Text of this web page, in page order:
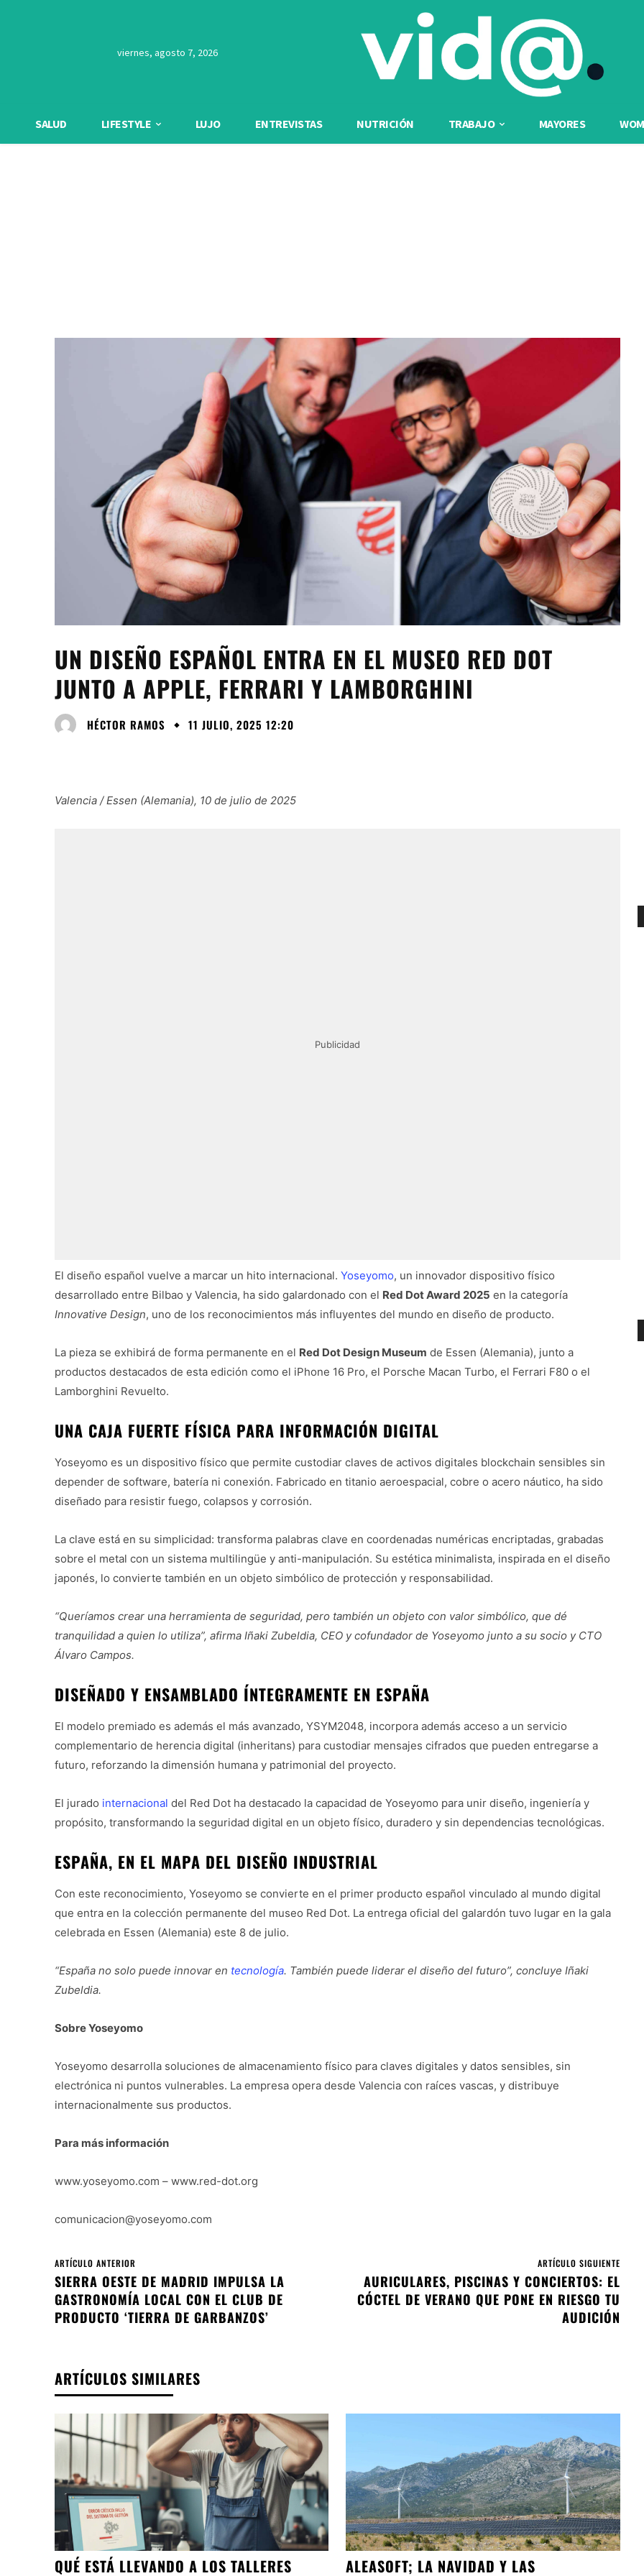
viernes, agosto 7, 2026
SALUD LIFESTYLE LUJO ENTREVISTAS NUTRICIÓN TRABAJO MAYORES
UN DISEÑO ESPAÑOL ENTRA EN EL MUSEO RED DOT
JUNTO A APPLE, FERRARI Y LAMBORGHINI
HÉCTOR RAMOS 11 JULIO, 2025 12:20
Valencia / Essen (Alemania), 10 de julio de 2025
Publicidad
El diseño español vuelve a marcar un hito internacional. Yoseyomo, un innovador dispositivo físico
desarrollado entre Bilbao y Valencia, ha sido galardonado con el Red Dot Award 2025 en la categoría
Innovative Design, uno de los reconocimientos más influyentes del mundo en diseño de producto.
La pieza se exhibirá de forma permanente en el Red Dot Design Museum de Essen (Alemania), junto a
productos destacados de esta edición como el iPhone 16 Pro, el Porsche Macan Turbo, el Ferrari F80 o el
Lamborghini Revuelto.
UNA CAJA FUERTE FÍSICA PARA INFORMACIÓN DIGITAL
Yoseyomo es un dispositivo físico que permite custodiar claves de activos digitales blockchain sensibles sin
depender de software, batería ni conexión. Fabricado en titanio aeroespacial, cobre o acero náutico, ha sido
diseñado para resistir fuego, colapsos y corrosión.
La clave está en su simplicidad: transforma palabras clave en coordenadas numéricas encriptadas, grabadas
sobre el metal con un sistema multilingüe y anti-manipulación. Su estética minimalista, inspirada en el diseño
japonés, lo convierte también en un objeto simbólico de protección y responsabilidad.
“Queríamos crear una herramienta de seguridad, pero también un objeto con valor simbólico, que dé
tranquilidad a quien lo utiliza”, afirma Iñaki Zubeldia, CEO y cofundador de Yoseyomo junto a su socio y CTO
Álvaro Campos.
DISEÑADO Y ENSAMBLADO ÍNTEGRAMENTE EN ESPAÑA
El modelo premiado es además el más avanzado, YSYM2048, incorpora además acceso a un servicio
complementario de herencia digital (inheritans) para custodiar mensajes cifrados que pueden entregarse a
futuro, reforzando la dimensión humana y patrimonial del proyecto.
El jurado internacional del Red Dot ha destacado la capacidad de Yoseyomo para unir diseño, ingeniería y
propósito, transformando la seguridad digital en un objeto físico, duradero y sin dependencias tecnológicas.
ESPAÑA, EN EL MAPA DEL DISEÑO INDUSTRIAL
Con este reconocimiento, Yoseyomo se convierte en el primer producto español vinculado al mundo digital
que entra en la colección permanente del museo Red Dot. La entrega oficial del galardón tuvo lugar en la gala
celebrada en Essen (Alemania) este 8 de julio.
“España no solo puede innovar en tecnología. También puede liderar el diseño del futuro”, concluye Iñaki
Zubeldia.
Sobre Yoseyomo
Yoseyomo desarrolla soluciones de almacenamiento físico para claves digitales y datos sensibles, sin
electrónica ni puntos vulnerables. La empresa opera desde Valencia con raíces vascas, y distribuye
internacionalmente sus productos.
Para más información
www.yoseyomo.com – www.red-dot.org
comunicacion@yoseyomo.com
ARTÍCULO ANTERIOR
SIERRA OESTE DE MADRID IMPULSA LA
GASTRONOMÍA LOCAL CON EL CLUB DE
PRODUCTO ‘TIERRA DE GARBANZOS’
ARTÍCULO SIGUIENTE
AURICULARES, PISCINAS Y CONCIERTOS: EL
CÓCTEL DE VERANO QUE PONE EN RIESGO TU
AUDICIÓN
ARTÍCULOS SIMILARES
QUÉ ESTÁ LLEVANDO A LOS TALLERES
ALEASOFT; LA NAVIDAD Y LAS